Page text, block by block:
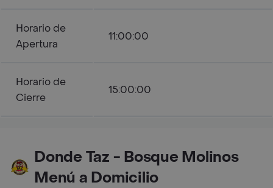
Horario de
Apertura
11:00:00
Horario de
Cierre
15:00:00
Donde Taz - Bosque Molinos
Menú a Domicilio